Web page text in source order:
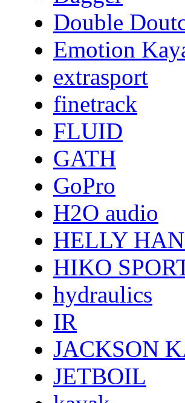
Double
Emotion
extrasport
finetrack
FLUID
GATH
GoPro
H2O audio
HELLY
HIKO
hydraulics
IR
JACKSON
JETBOIL